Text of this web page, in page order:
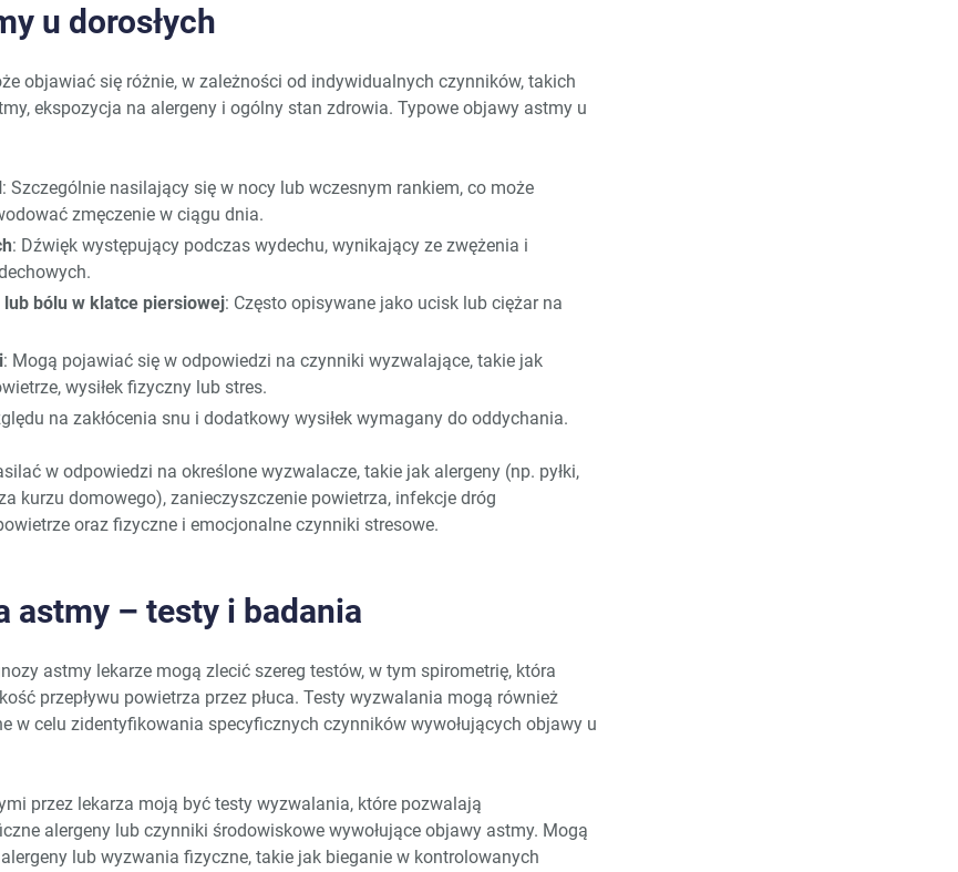
u dorosłych
objawiać się różnie, w zależności od indywidualnych czynników, takich
ekspozycja na alergeny i ogólny stan zdrowia. Typowe objawy astmy u
: Szczególnie nasilający się w nocy lub wczesnym rankiem, co może
zmęczenie w ciągu dnia.
: Dźwięk występujący podczas wydechu, wynikający ze zwężenia i
bólu w klatce piersiowej: Często opisywane jako ucisk lub ciężar na
: Mogą pojawiać się w odpowiedzi na czynniki wyzwalające, takie jak
wysiłek fizyczny lub stres.
na zakłócenia snu i dodatkowy wysiłek wymagany do oddychania.
w odpowiedzi na określone wyzwalacze, takie jak alergeny (np. pyłki,
kurzu domowego), zanieczyszczenie powietrza, infekcje dróg
oraz fizyczne i emocjonalne czynniki stresowe.
astmy – testy i badania
astmy lekarze mogą zlecić szereg testów, w tym spirometrię, która
przepływu powietrza przez płuca. Testy wyzwalania mogą również
w celu zidentyfikowania specyficznych czynników wywołujących objawy u
przez lekarza moją być testy wyzwalania, które pozwalają
alergeny lub czynniki środowiskowe wywołujące objawy astmy. Mogą
lub wyzwania fizyczne, takie jak bieganie w kontrolowanych